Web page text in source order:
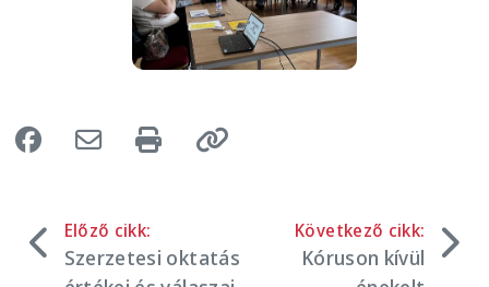
Előző cikk:
Szerzetesi oktatás
Következő cikk:
Kóruson kívül